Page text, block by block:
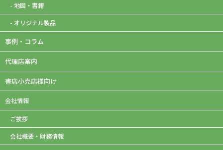
- 地図・書籍
- オリジナル製品
事例・コラム
代理店案内
書店小売店様向け
会社情報
ご挨拶
会社概要・財務情報